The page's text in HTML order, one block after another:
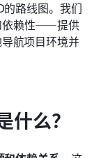
的路线图。我们
依赖性——提供
航项目环境并
什么？